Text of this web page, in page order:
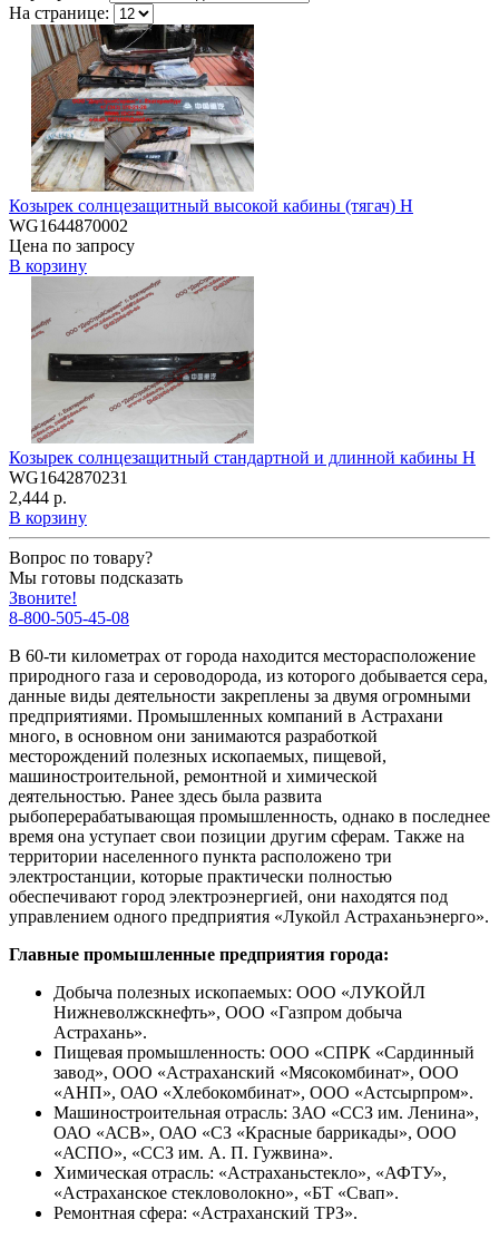
На странице:
Козырек солнцезащитный высокой кабины (тягач) H
WG1644870002
Цена по запросу
В корзину
Козырек солнцезащитный стандартной и длинной кабины H
WG1642870231
2,444 р.
В корзину
Вопрос по товару?
Мы готовы подсказать
Звоните!
8-800-505-45-08
В 60-ти километрах от города находится месторасположение
природного газа и сероводорода, из которого добывается сера,
данные виды деятельности закреплены за двумя огромными
предприятиями. Промышленных компаний в Астрахани
много, в основном они занимаются разработкой
месторождений полезных ископаемых, пищевой,
машиностроительной, ремонтной и химической
деятельностью. Ранее здесь была развита
рыбоперерабатывающая промышленность, однако в последнее
время она уступает свои позиции другим сферам. Также на
территории населенного пункта расположено три
электростанции, которые практически полностью
обеспечивают город электроэнергией, они находятся под
управлением одного предприятия «Лукойл Астраханьэнерго».
Главные промышленные предприятия города:
Добыча полезных ископаемых: ООО «ЛУКОЙЛ
Нижневолжскнефть», ООО «Газпром добыча
Астрахань».
Пищевая промышленность: ООО «СПРК «Сардинный
завод», ООО «Астраханский «Мясокомбинат», ООО
«АНП», ОАО «Хлебокомбинат», ООО «Астсырпром».
Машиностроительная отрасль: ЗАО «ССЗ им. Ленина»,
ОАО «АСВ», ОАО «СЗ «Красные баррикады», ООО
«АСПО», «ССЗ им. А. П. Гужвина».
Химическая отрасль: «Астраханьстекло», «АФТУ»,
«Астраханское стекловолокно», «БТ «Свап».
Ремонтная сфера: «Астраханский ТРЗ».